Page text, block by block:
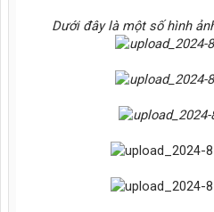
Dưới đây là một số hình